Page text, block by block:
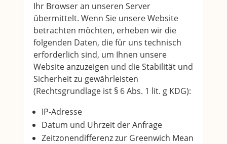
Ihr Browser an unseren Server
übermittelt. Wenn Sie unsere Website
betrachten möchten, erheben wir die
folgenden Daten, die für uns technisch
erforderlich sind, um Ihnen unsere
Website anzuzeigen und die Stabilität und
Sicherheit zu gewährleisten
(Rechtsgrundlage ist § 6 Abs. 1 lit. g KDG):
IP-Adresse
Datum und Uhrzeit der Anfrage
Zeitzonendifferenz zur Greenwich Mean